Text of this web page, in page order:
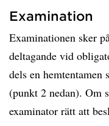
Examination
Examinationen sker
deltagande vid
dels en
(punkt 2 nedan). Om
examinator rätt att